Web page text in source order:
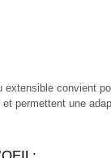
convient
permettent une